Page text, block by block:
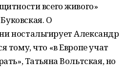
всего живого»
О
ностальгирует Александр
тому, что «в Европе учат
Татьяна Вольтская, но